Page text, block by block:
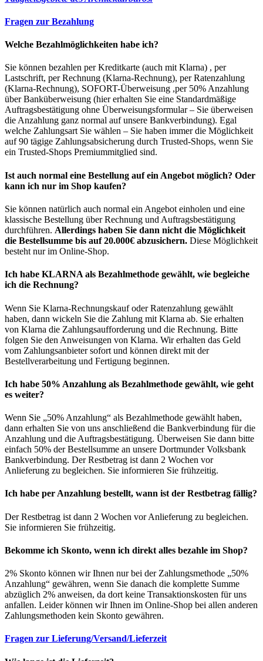
Fragen zur Bezahlung
Welche Bezahlmöglichkeiten habe ich?
Sie können bezahlen per Kreditkarte (auch mit Klarna) , per
Lastschrift, per Rechnung (Klarna-Rechnung), per Ratenzahlung
(Klarna-Rechnung), SOFORT-Überweisung ,per 50% Anzahlung
über Banküberweisung (hier erhalten Sie eine Standardmäßige
Auftragsbestätigung ohne Überweisungsformular – Sie überweisen
die Anzahlung ganz normal auf unsere Bankverbindung). Egal
welche Zahlungsart Sie wählen – Sie haben immer die Möglichkeit
auf 90 tägige Zahlungsabsicherung durch Trusted-Shops, wenn Sie
ein Trusted-Shops Premiummitglied sind.
Ist auch normal eine Bestellung auf ein Angebot möglich? Oder
kann ich nur im Shop kaufen?
Sie können natürlich auch normal ein Angebot einholen und eine
klassische Bestellung über Rechnung und Auftragsbestätigung
durchführen. Allerdings haben Sie dann nicht die Möglichkeit
die Bestellsumme bis auf 20.000€ abzusichern. Diese Möglichkeit
besteht nur im Online-Shop.
Ich habe KLARNA als Bezahlmethode gewählt, wie begleiche
ich die Rechnung?
Wenn Sie Klarna-Rechnungskauf oder Ratenzahlung gewählt
haben, dann wickeln Sie die Zahlung mit Klarna ab. Sie erhalten
von Klarna die Zahlungsaufforderung und die Rechnung. Bitte
folgen Sie den Anweisungen von Klarna. Wir erhalten das Geld
vom Zahlungsanbieter sofort und können direkt mit der
Bestellverarbeitung und Fertigung beginnen.
Ich habe 50% Anzahlung als Bezahlmethode gewählt, wie geht
es weiter?
Wenn Sie „50% Anzahlung“ als Bezahlmethode gewählt haben,
dann erhalten Sie von uns anschließend die Bankverbindung für die
Anzahlung und die Auftragsbestätigung. Überweisen Sie dann bitte
einfach 50% der Bestellsumme an unsere Dortmunder Volksbank
Bankverbindung. Der Restbetrag ist dann 2 Wochen vor
Anlieferung zu begleichen. Sie informieren Sie frühzeitig.
Ich habe per Anzahlung bestellt, wann ist der Restbetrag fällig?
Der Restbetrag ist dann 2 Wochen vor Anlieferung zu begleichen.
Sie informieren Sie frühzeitig.
Bekomme ich Skonto, wenn ich direkt alles bezahle im Shop?
2% Skonto können wir Ihnen nur bei der Zahlungsmethode „50%
Anzahlung“ gewähren, wenn Sie danach die komplette Summe
abzüglich 2% anweisen, da dort keine Transaktionskosten für uns
anfallen. Leider können wir Ihnen im Online-Shop bei allen anderen
Zahlungsmethoden kein Skonto gewähren.
Fragen zur Lieferung/Versand/Lieferzeit